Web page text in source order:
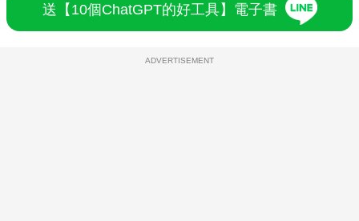
送【10個ChatGPT的好工具】電子書
ADVERTISEMENT